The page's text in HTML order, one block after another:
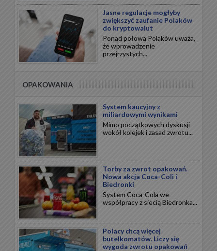
Jasne regulacje mogłyby
zwiększyć zaufanie Polaków
do kryptowalut
Ponad połowa Polaków uważa,
że wprowadzenie
przejrzystych...
OPAKOWANIA
System kaucyjny z
miliardowymi wynikami
Mimo początkowych dyskusji
wokół kolejek i zasad zwrotu...
Torby za zwrot opakowań.
Nowa akcja Coca-Coli i
Biedronki
System Coca-Cola we
współpracy z siecią Biedronka...
Polacy chcą więcej
butelkomatów. Liczy się
wygoda zwrotu opakowań